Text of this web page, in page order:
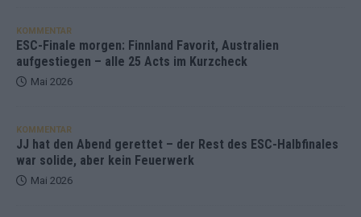
KOMMENTAR
ESC-Finale morgen: Finnland Favorit, Australien
aufgestiegen – alle 25 Acts im Kurzcheck
Mai 2026
KOMMENTAR
JJ hat den Abend gerettet – der Rest des ESC-Halbfinales
war solide, aber kein Feuerwerk
Mai 2026